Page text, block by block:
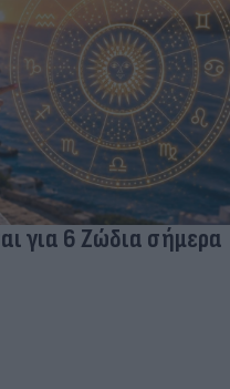
για 6 Ζώδια σήμερα